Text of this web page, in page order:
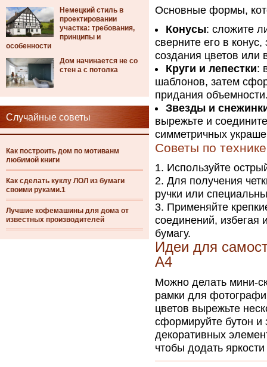
Немецкий стиль в
проектировании
участка: требования,
принципы и
особенности
Дом начинается не со
стен а с потолка
Случайные советы
Как построить дом по мотиванм
любимой книги
Как сделать куклу ЛОЛ из бумаги
своими руками.1
Лучшие кофемашины для дома от
известных производителей
Основные формы,
Конусы: сложите
сверните его в
создания цветов или
Круги и лепестки:
шаблонов, затем
придания
Звезды и
вырежьте и
симметричных
Советы по
Используйте
Для получения
ручки или
Применяйте
соединений, избегая
бумагу.
Идеи для
А4
Можно делать мини-
рамки для
цветов вырежьте
сформируйте бутон и
декоративных
чтобы додать